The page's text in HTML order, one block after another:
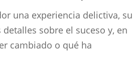
una experiencia delictiva, su
sobre el suceso y, en
cambiado o qué ha